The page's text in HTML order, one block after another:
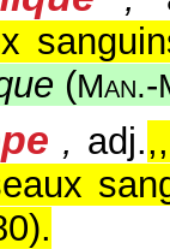
(Man.-
, adj.
).